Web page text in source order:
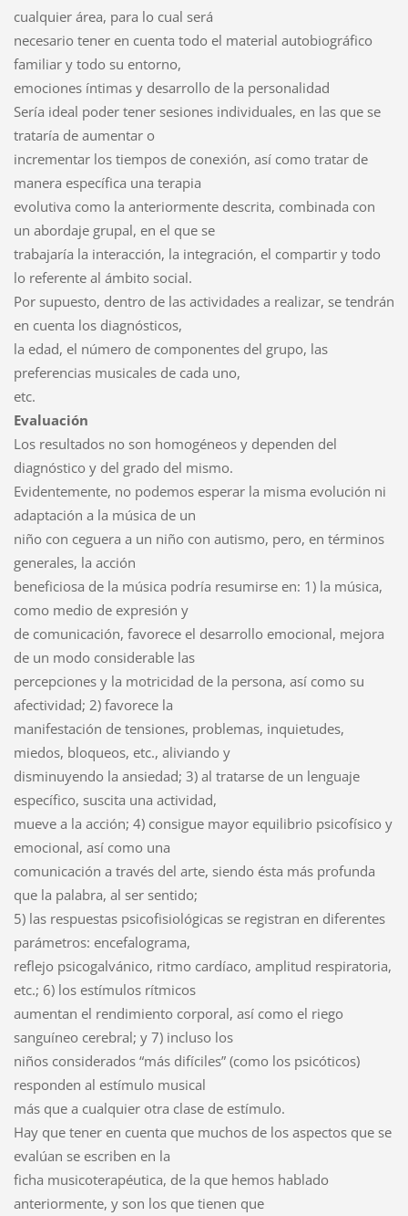
cualquier área, para lo cual será
necesario tener en cuenta todo el material autobiográfico
familiar y todo su entorno,
emociones íntimas y desarrollo de la personalidad
Sería ideal poder tener sesiones individuales, en las que se
trataría de aumentar o
incrementar los tiempos de conexión, así como tratar de
manera específica una terapia
evolutiva como la anteriormente descrita, combinada con
un abordaje grupal, en el que se
trabajaría la interacción, la integración, el compartir y todo
lo referente al ámbito social.
Por supuesto, dentro de las actividades a realizar, se tendrán
en cuenta los diagnósticos,
la edad, el número de componentes del grupo, las
preferencias musicales de cada uno,
etc.
Evaluación
Los resultados no son homogéneos y dependen del
diagnóstico y del grado del mismo.
Evidentemente, no podemos esperar la misma evolución ni
adaptación a la música de un
niño con ceguera a un niño con autismo, pero, en términos
generales, la acción
beneficiosa de la música podría resumirse en: 1) la música,
como medio de expresión y
de comunicación, favorece el desarrollo emocional, mejora
de un modo considerable las
percepciones y la motricidad de la persona, así como su
afectividad; 2) favorece la
manifestación de tensiones, problemas, inquietudes,
miedos, bloqueos, etc., aliviando y
disminuyendo la ansiedad; 3) al tratarse de un lenguaje
específico, suscita una actividad,
mueve a la acción; 4) consigue mayor equilibrio psicofísico y
emocional, así como una
comunicación a través del arte, siendo ésta más profunda
que la palabra, al ser sentido;
5) las respuestas psicofisiológicas se registran en diferentes
parámetros: encefalograma,
reflejo psicogalvánico, ritmo cardíaco, amplitud respiratoria,
etc.; 6) los estímulos rítmicos
aumentan el rendimiento corporal, así como el riego
sanguíneo cerebral; y 7) incluso los
niños considerados “más difíciles” (como los psicóticos)
responden al estímulo musical
más que a cualquier otra clase de estímulo.
Hay que tener en cuenta que muchos de los aspectos que se
evalúan se escriben en la
ficha musicoterapéutica, de la que hemos hablado
anteriormente, y son los que tienen que